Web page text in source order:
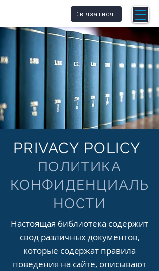
Зв'язатися
PRIVACY POLICY
ПОЛИТИКА
КОНФИДЕНЦИАЛЬ
НОСТИ
Настоящая библиотека содержит
свод различных документов,
которые содержат правила
поведения на сайте, описывают